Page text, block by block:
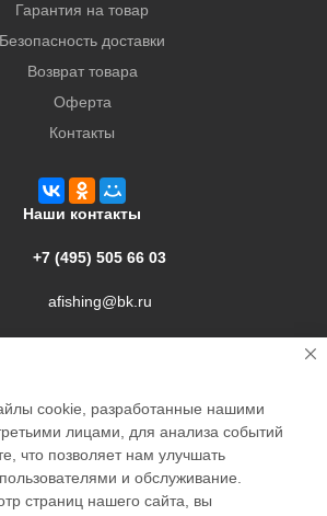
Гарантия на товар
Безопасность доставки
Возврат товара
Оферта
Контакты
Наши контакты
+7 (495) 505 66 03
afishing@bk.ru
- продажа товаров для рыбалки по
cookie, разработанные нашими
лицами, для анализа событий
что позволяет нам улучшать
и обслуживание.
страниц нашего сайта, вы